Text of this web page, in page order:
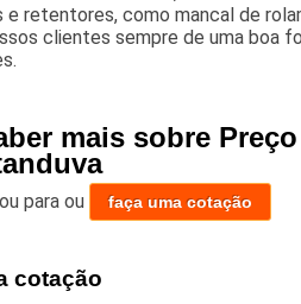
e retentores, como mancal de
clientes sempre de uma boa
mais sobre
ou para ou faça uma cotação
cotação